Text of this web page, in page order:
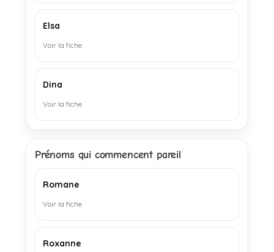
Elsa
Voir la fiche
Dina
Voir la fiche
Prénoms qui commencent pareil
Romane
Voir la fiche
Roxanne